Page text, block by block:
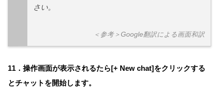
さい。
＜参考＞Google翻訳による画面和訳
11．操作画面が表示されるたら[+ New chat]をクリックする
とチャットを開始します。